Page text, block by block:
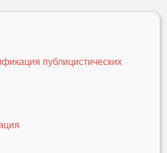
публицистических